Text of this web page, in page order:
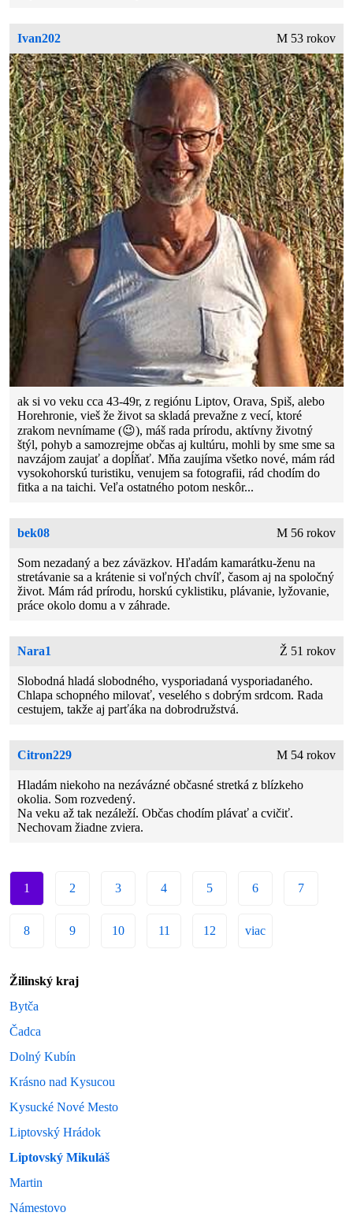
Ivan202 M 53 rokov
ak si vo veku cca 43-49r, z regiónu Liptov, Orava, Spiš, alebo
Horehronie, vieš že život sa skladá prevažne z vecí, ktoré
zrakom nevnímame (😉), máš rada prírodu, aktívny životný
štýl, pohyb a samozrejme občas aj kultúru, mohli by sme sme sa
navzájom zaujať a dopĺňať. Mňa zaujíma všetko nové, mám rád
vysokohorskú turistiku, venujem sa fotografii, rád chodím do
fitka a na taichi. Veľa ostatného potom neskôr...
bek08 M 56 rokov
Som nezadaný a bez záväzkov. Hľadám kamarátku-ženu na
stretávanie sa a krátenie si voľných chvíľ, časom aj na spoločný
život. Mám rád prírodu, horskú cyklistiku, plávanie, lyžovanie,
práce okolo domu a v záhrade.
Nara1 Ž 51 rokov
Slobodná hladá slobodného, vysporiadaná vysporiadaného.
Chlapa schopného milovať, veselého s dobrým srdcom. Rada
cestujem, takže aj parťáka na dobrodružstvá.
Citron229 M 54 rokov
Hladám niekoho na nezávázné občasné stretká z blízkeho
okolia. Som rozvedený.
Na veku až tak nezáleží. Občas chodím plávať a cvičiť.
Nechovam žiadne zviera.
1 2 3 4 5 6 7
8 9 10 11 12 viac
Žilinský kraj
Bytča
Čadca
Dolný Kubín
Krásno nad Kysucou
Kysucké Nové Mesto
Liptovský Hrádok
Liptovský Mikuláš
Martin
Námestovo